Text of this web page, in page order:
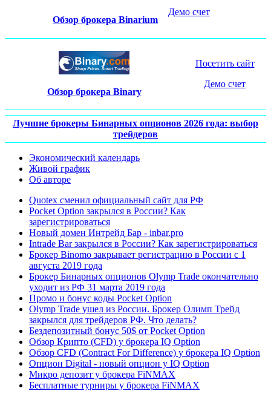
Обзор брокера Binarium
Демо счет
Обзор брокера Binary
Посетить сайт
Демо счет
Лучшие брокеры Бинарных опционов 2026 года: выбор
трейдеров
Экономический календарь
Живой график
Об авторе
Quotex сменил официальный сайт для РФ
Pocket Option закрылся в России? Как
зарегистрироваться
Новый домен Интрейд Бар - inbar.pro
Intrade Bar закрылся в России? Как зарегистрироваться
Брокер Binomo закрывает регистрацию в России с 1
августа 2019 года
Брокер Бинарных опционов Olymp Trade окончательно
уходит из РФ 31 марта 2019 года
Промо и бонус коды Pocket Option
Olymp Trade ушел из России. Брокер Олимп Трейд
закрылся для трейдеров РФ. Что делать?
Бездепозитный бонус 50$ от Pocket Option
Обзор Крипто (CFD) у брокера IQ Option
Обзор CFD (Contract For Difference) у брокера IQ Option
Опцион Digital - новый опцион у IQ Option
Микро депозит у брокера FiNMAX
Бесплатные турниры у брокера FiNMAX